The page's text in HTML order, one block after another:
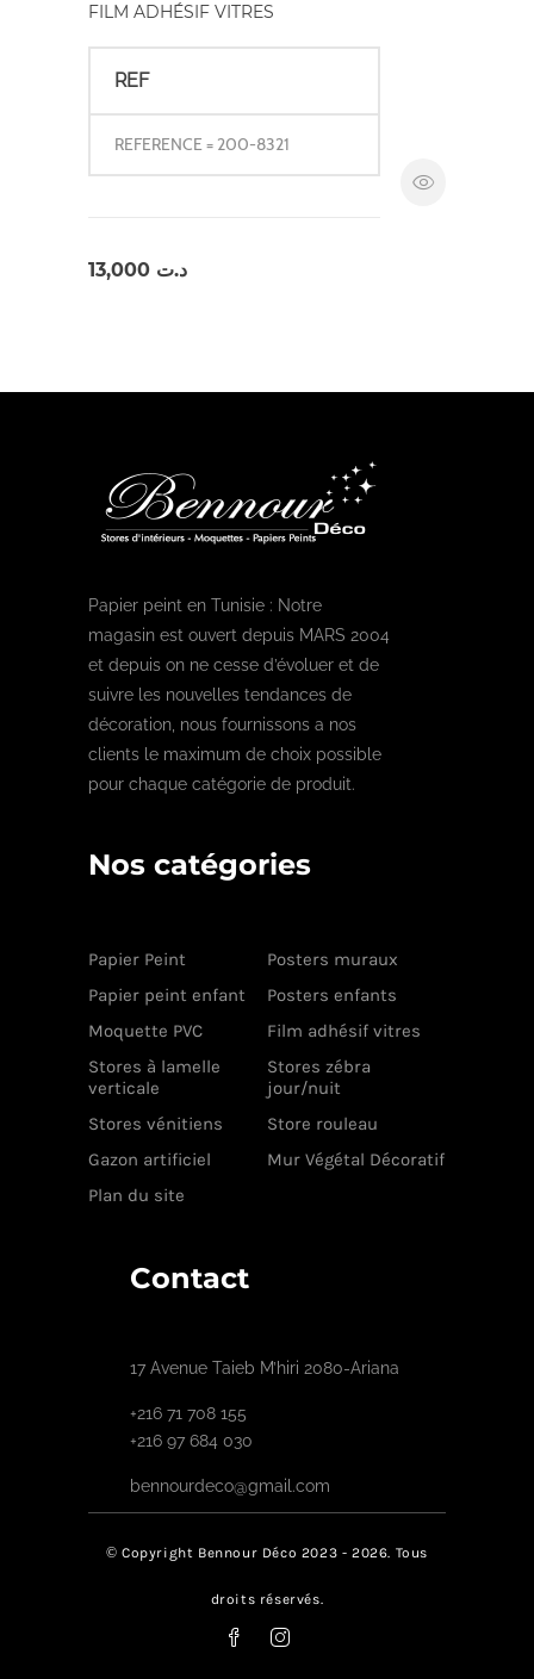
FILM ADHÉSIF VITRES
REF
REFERENCE = 200-8321
د.ت
Papier peint en Tunisie : Notre
magasin est ouvert depuis MARS 2004
et depuis on ne cesse d’évoluer et de
suivre les nouvelles tendances de
décoration, nous fournissons a nos
clients le maximum de choix possible
pour chaque catégorie de produit.
Nos catégories
Papier Peint
Posters muraux
Papier peint enfant
Posters enfants
Moquette PVC
Film adhésif vitres
Stores à lamelle
verticale
Stores zébra
jour/nuit
Stores vénitiens
Store rouleau
Gazon artificiel
Mur Végétal Décoratif
Plan du site
Contact
17 Avenue Taieb M’hiri 2080-Ariana
+216 71 708 155
+216 97 684 030
bennourdeco@gmail.com
© Copyright Bennour Déco 2023 - 2026. Tous
droits réservés.